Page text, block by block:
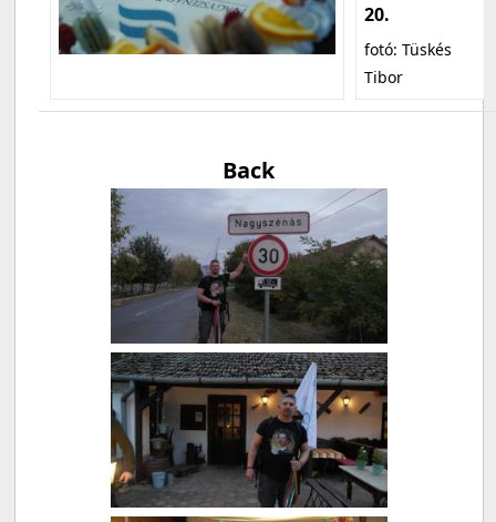
20.
fotó: Tüskés
Tibor
Back